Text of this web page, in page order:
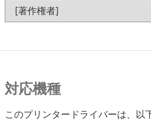
[著作権者]
対応機種
このプリンタードライバーは、以